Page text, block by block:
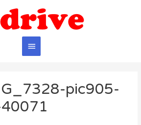
Главное
pic905-